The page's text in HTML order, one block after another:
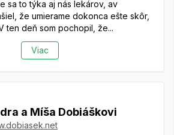
sa to týka aj nás lekárov, av
že umierame dokonca ešte skôr,
ten deň som pochopil, že...
Viac
a Míša Dobiáškovi